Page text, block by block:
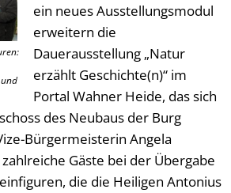
ein neues Ausstellungsmodul
erweitern die
Dauerausstellung „Natur
erzählt Geschichte(n)“ im
Portal Wahner Heide, das sich
des Neubaus der Burg
Bürgermeisterin Angela
Gäste bei der Übergabe
die die Heiligen Antonius